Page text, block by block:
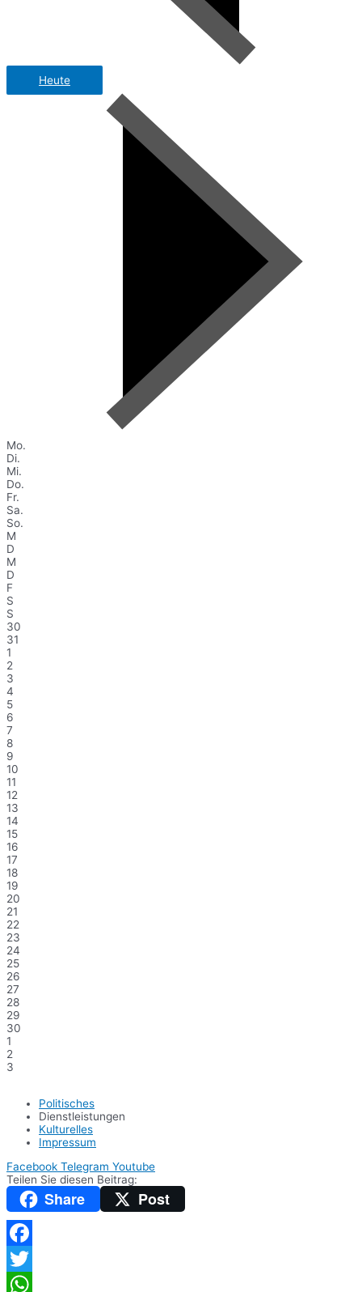
Heute
Mo.
Di.
Mi.
Do.
Fr.
Sa.
So.
M
D
M
D
F
S
S
30
31
1
2
3
4
5
6
7
8
9
10
11
12
13
14
15
16
17
18
19
20
21
22
23
24
25
26
27
28
29
30
1
2
3
Politisches
Dienstleistungen
Kulturelles
Impressum
Facebook Telegram Youtube
Teilen Sie diesen Beitrag:
Share Post
Facebook
Twitter